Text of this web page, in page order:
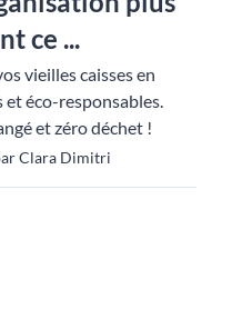
ce ...
vieilles caisses en
éco-responsables.
et zéro déchet !
Clara Dimitri